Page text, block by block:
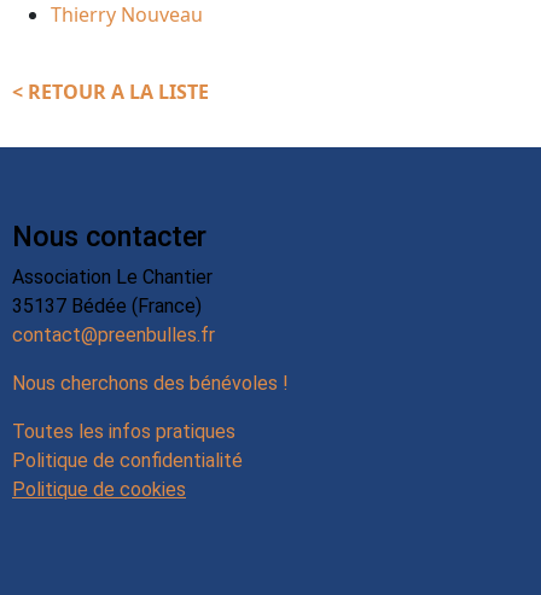
Thierry Nouveau
< RETOUR A LA LISTE
Nous contacter
Association Le Chantier
35137 Bédée (France)
contact@preenbulles.fr
Nous cherchons des bénévoles !
Toutes les infos pratiques
Politique de confidentialité
Politique de cookies